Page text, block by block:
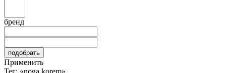
бренд
Применить
Тег: «noga korem»